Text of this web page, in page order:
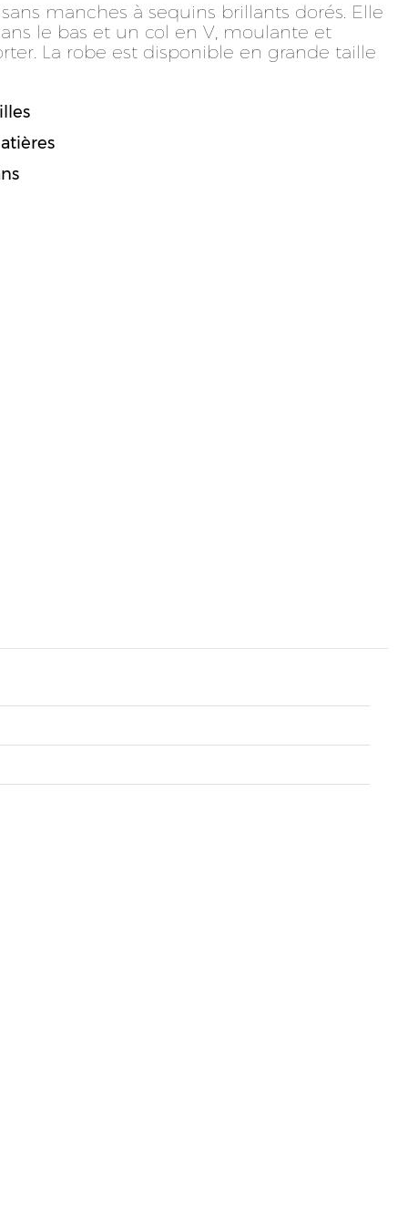
manches à sequins brillants dorés. Elle
le bas et un col en V, moulante et
La robe est disponible en grande taille